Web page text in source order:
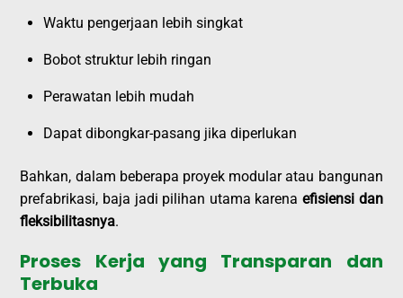
Waktu pengerjaan lebih singkat
Bobot struktur lebih ringan
Perawatan lebih mudah
Dapat dibongkar-pasang jika diperlukan
Bahkan, dalam beberapa proyek modular atau bangunan
prefabrikasi, baja jadi pilihan utama karena efisiensi dan
fleksibilitasnya.
Proses Kerja yang Transparan dan
Terbuka